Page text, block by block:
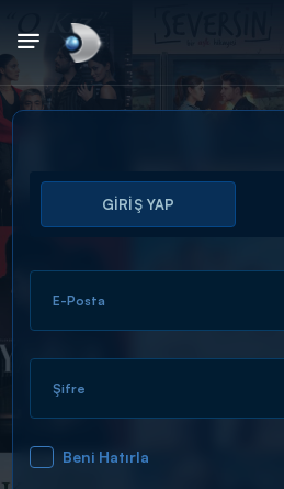
Arama
ARAMA SONUÇLARI
GİRİŞ YAP
E-Posta
Şifre
Beni Hatırla